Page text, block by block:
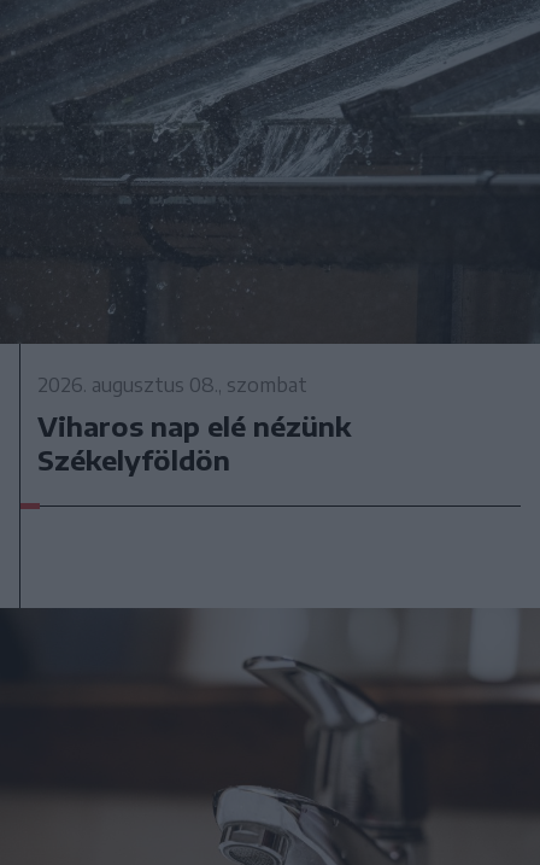
2026. augusztus 08., szombat
Viharos nap elé nézünk
Székelyföldön